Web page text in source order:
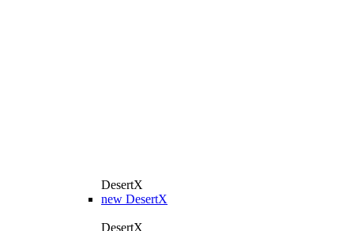
DesertX
new DesertX
DesertX